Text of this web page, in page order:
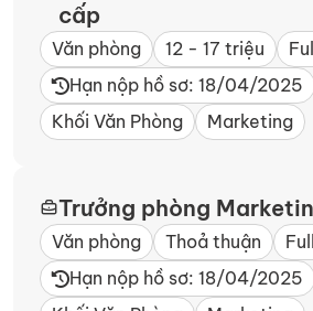
cấp
Văn phòng 12 - 17 triệu
Hạn nộp hồ sơ: 18/04/2025
Khối Văn Phòng
Marketing
Trưởng phòng
Văn phòng Thoả thuận
Hạn nộp hồ sơ: 18/04/2025